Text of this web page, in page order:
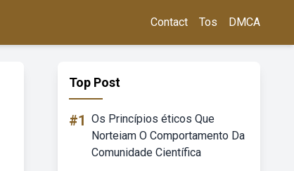
Contact Tos DMCA
Top Post
#1 Os Princípios éticos Que
Norteiam O Comportamento Da
Comunidade Científica